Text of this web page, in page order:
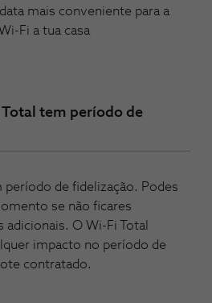
mais conveniente para a
Fi a tua casa
tem período de
período de fidelização. Podes
se não ficares
O Wi-Fi Total
impacto no período de
contratado.